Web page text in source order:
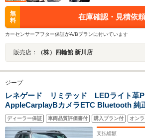
無
料
在庫確認・見積依頼
カーセンサーアフター保証がA/Bプランに付いています
販売店： （株）四輪館 新川店
ジープ
レネゲード リミテッド LEDライト革P
AppleCarplayBカメラETC Bluetooth 純
前面衝突警報 障害物センサー アダプティ
トロ-ル シ-トヒ-タ- リアトラフィックモ
プアシスト 認定中古車保証
ディーラー保証 車両品質評価書付 購入プラン付 オン
支払総額